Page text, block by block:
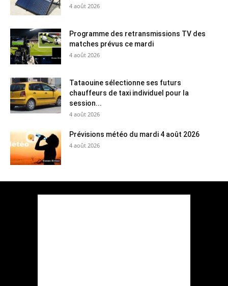
4 août 2026
Programme des retransmissions TV des
matches prévus ce mardi
4 août 2026
Tataouine sélectionne ses futurs
chauffeurs de taxi individuel pour la
session...
4 août 2026
Prévisions météo du mardi 4 août 2026
4 août 2026